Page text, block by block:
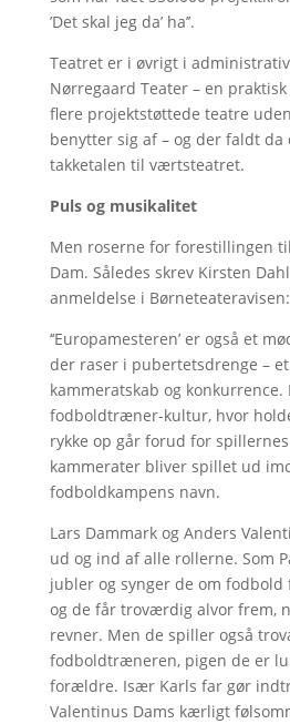
’Det skal jeg da’ ha’’.
Teatret er i øvrigt i
Nørregaard Teater – en
flere projektstøttede teatre
benytter sig af – og der faldt da
takketalen til værtsteatret.
Puls og musikalitet
Men roserne for forestillingen
Dam. Således skrev Kirsten
anmeldelse i Børneteateravisen:
‘‘Europamesteren’ er også et
der raser i pubertetsdrenge –
kammeratskab og
fodboldtræner-kultur, hvor
rykke op går forud for
kammerater bliver spillet ud
fodboldkampens navn.
Lars Dammark og Anders
ud og ind af alle rollerne. Som
jubler og synger de om
og de får troværdig alvor frem,
revner. Men de spiller også
fodboldtræneren, pigen de er
forældre. Især Karls far gør
Valentinus Dams kærligt